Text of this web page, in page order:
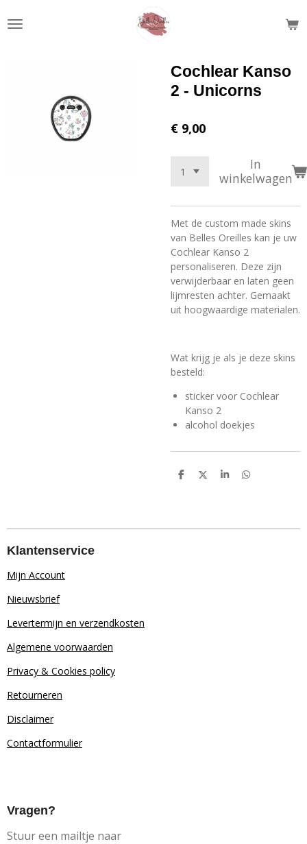
direct
Cochlear Kanso
2 - Unicorns
€ 9,00
In
winkelwagen
Met de custom made skins
van Belles Oreilles kan je uw
Cochlear Kanso 2
personaliseren. Deze zijn
verwijderbaar en laten geen
lijmresten achter. Gemaakt
uit hoogwaardige materialen.
Wat krijg je als je deze skins
besteld:
sticker voor Cochlear
Kanso 2
alcohol doekjes
D
D
S
D
Klantenservice
Mijn Account
Nieuwsbrief
Levertermijn en verzendkosten
Algemene voorwaarden
Privacy & Cookies policy
Retourneren
Disclaimer
Contactformulier
Vragen?
Stuur een mailtje naar